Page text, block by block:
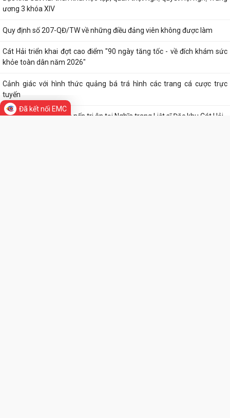
ương 3 khóa XIV
Quy định số 207-QĐ/TW về những điều đảng viên không được làm
Cát Hải triển khai đợt cao điểm "90 ngày tăng tốc - về đích khám sức
khỏe toàn dân năm 2026"
Cảnh giác với hình thức quảng bá trá hình các trang cá cược trực
tuyến
Lung linh những ngọn nến tri ân tại Nghĩa trang Liệt sĩ Đặc khu Cát Hải
Đã kết nối EMC